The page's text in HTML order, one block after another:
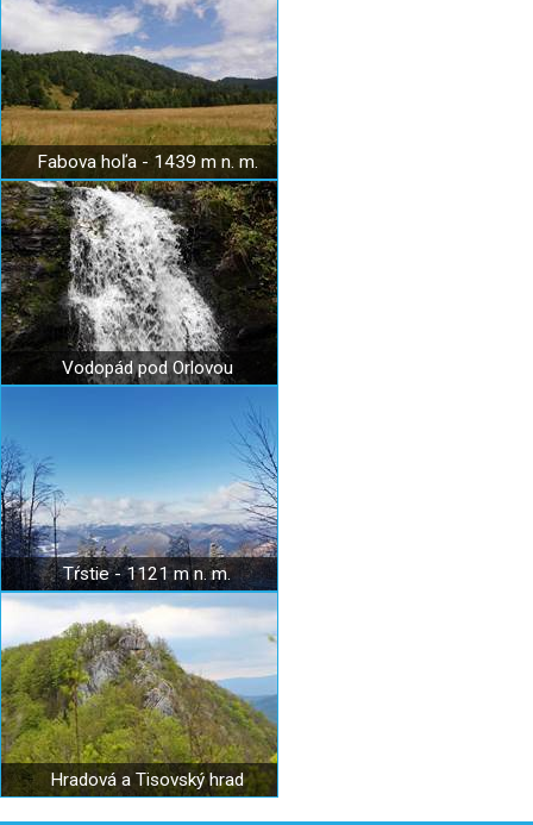
Fabova hoľa - 1439 m n. m.
Vodopád pod Orlovou
Tŕstie - 1121 m n. m.
Hradová a Tisovský hrad